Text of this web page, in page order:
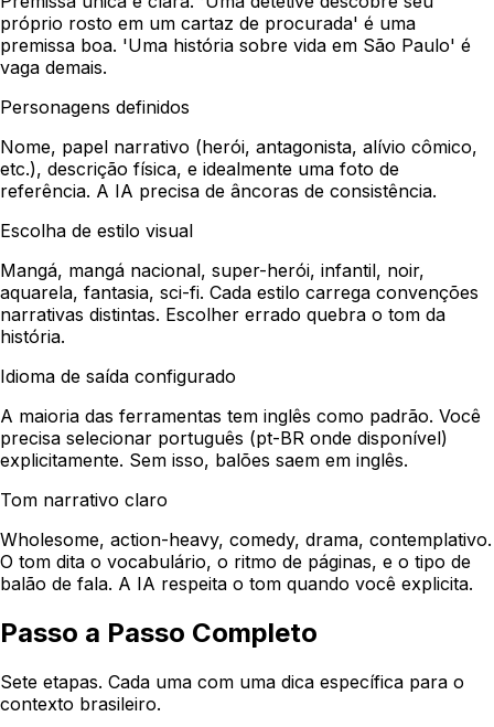
próprio rosto em um cartaz de procurada' é uma
premissa boa. 'Uma história sobre vida em São Paulo' é
vaga demais.
Personagens definidos
Nome, papel narrativo (herói, antagonista, alívio cômico,
etc.), descrição física, e idealmente uma foto de
referência. A IA precisa de âncoras de consistência.
Escolha de estilo visual
Mangá, mangá nacional, super-herói, infantil, noir,
aquarela, fantasia, sci-fi. Cada estilo carrega convenções
narrativas distintas. Escolher errado quebra o tom da
história.
Idioma de saída configurado
A maioria das ferramentas tem inglês como padrão. Você
precisa selecionar português (pt-BR onde disponível)
explicitamente. Sem isso, balões saem em inglês.
Tom narrativo claro
Wholesome, action-heavy, comedy, drama, contemplativo.
O tom dita o vocabulário, o ritmo de páginas, e o tipo de
balão de fala. A IA respeita o tom quando você explicita.
Passo a Passo Completo
Sete etapas. Cada uma com uma dica específica para o
contexto brasileiro.